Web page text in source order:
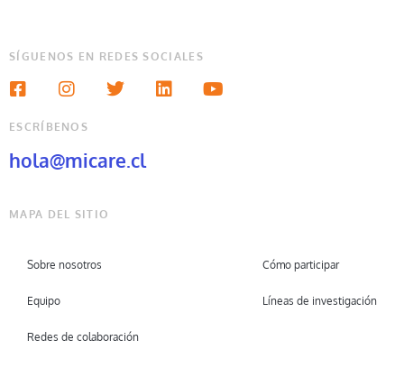
SÍGUENOS EN REDES SOCIALES
ESCRÍBENOS
hola@micare.cl
MAPA DEL SITIO
Sobre nosotros
Equipo
Redes de colaboración
Cómo participar
Líneas de investigación